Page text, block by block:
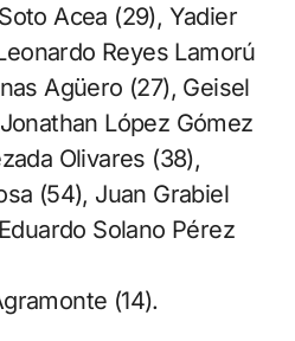
Acea (29), Yadier
Reyes Lamorú
Agüero (27), Geisel
López Gómez
Olivares (38),
(54), Juan Grabiel
Solano Pérez
(14).